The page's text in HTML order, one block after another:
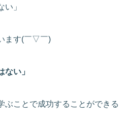
い」
ます(￣▽￣)
ない」
ぶことで成功することができる